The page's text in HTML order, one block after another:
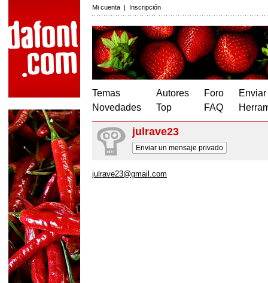
Mi cuenta | Inscripción
Temas
Novedades
Autores
Top
Foro
FAQ
julrave23
Enviar un mensaje privado
julrave23@gmail.com